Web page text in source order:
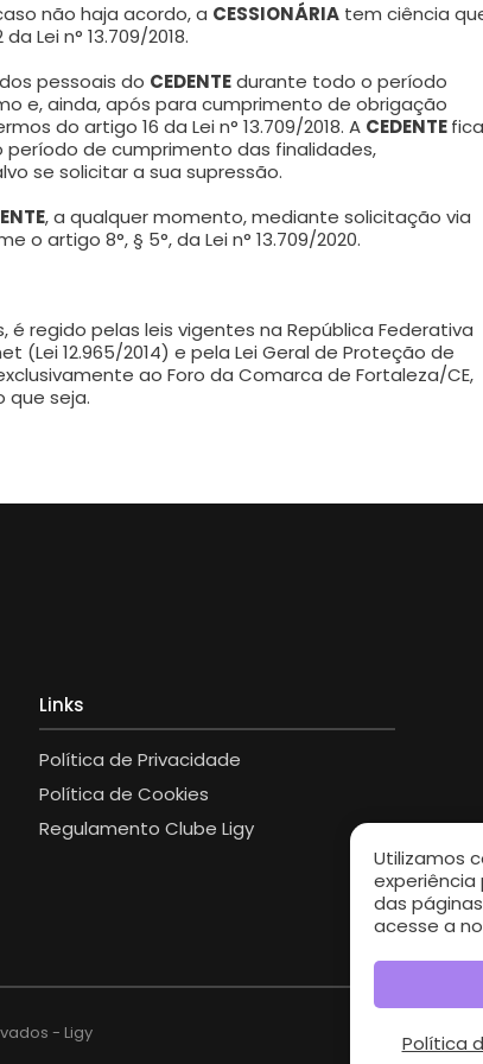
não haja acordo, a CESSIONÁRIA tem ciência
Lei n° 13.709/2018.
pessoais do CEDENTEdurante todo o período
e, ainda, após para cumprimento de obrigação
do artigo 16 da Lei n° 13.709/2018. A CEDENTEfica
de cumprimento das finalidades,
se solicitar a sua supressão.
, a qualquer momento, mediante solicitação via
o artigo 8°, § 5°, da Lei n° 13.709/2020.
regido pelas leis vigentes na República Federativa
(Lei 12.965/2014) e pela Lei Geral de Proteção de
ao Foro da Comarca de Fortaleza/CE,
que seja.
Links
Política de Privacidade
Política de Cookies
Regulamento Clube Ligy
- Ligy
Utilizamos
das
acesse a
Política